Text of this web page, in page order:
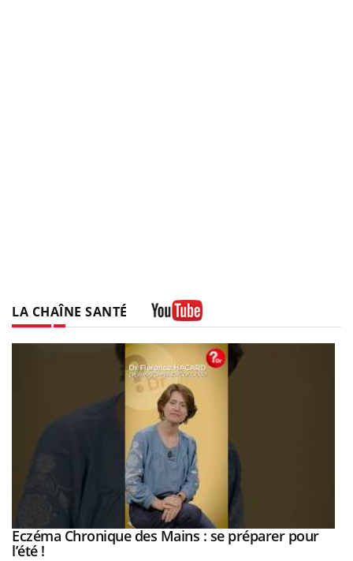
LA CHAÎNE SANTÉ
Youtube
Eczéma Chronique des Mains : se préparer pour
l’été !Youtube